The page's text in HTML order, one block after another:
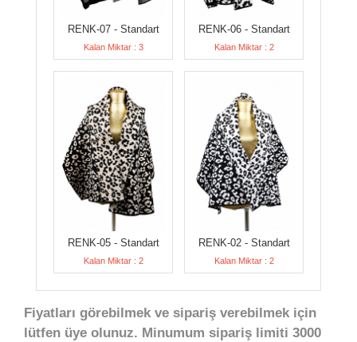
RENK-07 - Standart
Kalan Miktar : 3
RENK-06 - Standart
Kalan Miktar : 2
RENK-05 - Standart
Kalan Miktar : 2
RENK-02 - Standart
Kalan Miktar : 2
Fiyatları görebilmek ve sipariş verebilmek için
lütfen üye olunuz. Minumum sipariş limiti 3000